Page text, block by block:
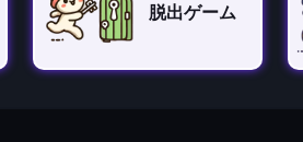
脱出ゲーム